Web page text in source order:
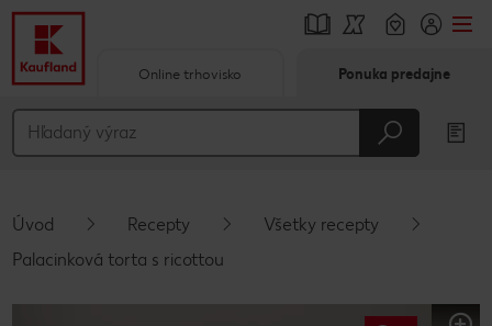
Hlavný obsah
Vyskakovací bočný panel
Online trhovisko Ponuka predajne
Úvod Recepty
Všetky recepty
Palacinková torta s ricottou